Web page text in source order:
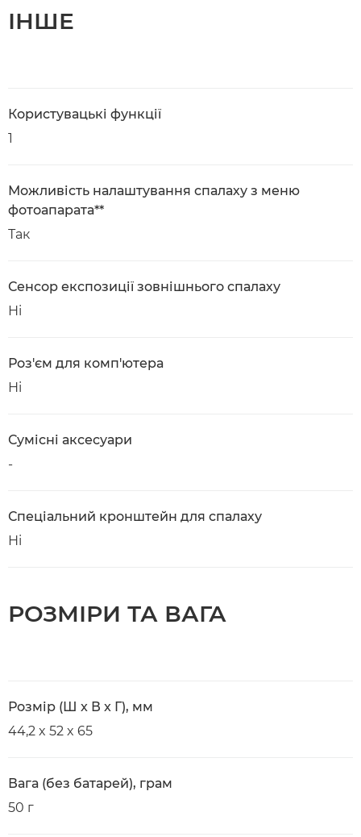
ІНШЕ
Користувацькі функції
1
Можливість налаштування спалаху з меню
фотоапарата**
Так
Сенсор експозиції зовнішнього спалаху
Ні
Роз'єм для комп'ютера
Ні
Сумісні аксесуари
-
Спеціальний кронштейн для спалаху
Ні
РОЗМІРИ ТА ВАГА
Розмір (Ш x В x Г), мм
44,2 x 52 x 65
Вага (без батарей), грам
50 г